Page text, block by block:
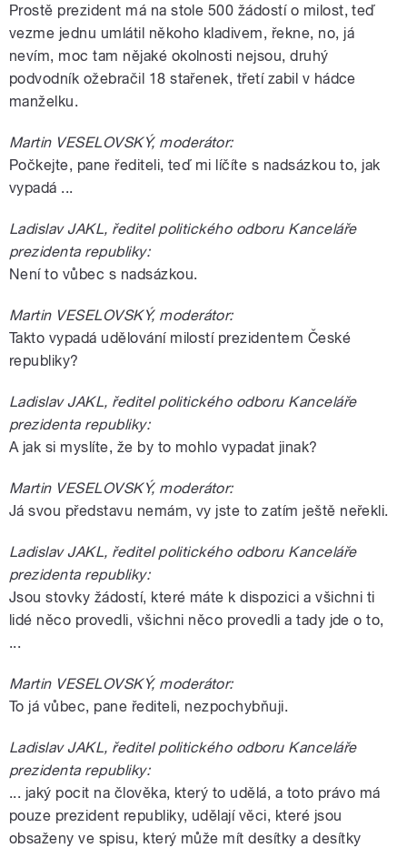
Prostě prezident má na stole 500 žádostí o milost, teď
vezme jednu umlátil někoho kladivem, řekne, no, já
nevím, moc tam nějaké okolnosti nejsou, druhý
podvodník ožebračil 18 stařenek, třetí zabil v hádce
manželku.
Martin VESELOVSKÝ, moderátor:
Počkejte, pane řediteli, teď mi líčíte s nadsázkou to, jak
vypadá ...
Ladislav JAKL, ředitel politického odboru Kanceláře
prezidenta republiky:
Není to vůbec s nadsázkou.
Martin VESELOVSKÝ, moderátor:
Takto vypadá udělování milostí prezidentem České
republiky?
Ladislav JAKL, ředitel politického odboru Kanceláře
prezidenta republiky:
A jak si myslíte, že by to mohlo vypadat jinak?
Martin VESELOVSKÝ, moderátor:
Já svou představu nemám, vy jste to zatím ještě neřekli.
Ladislav JAKL, ředitel politického odboru Kanceláře
prezidenta republiky:
Jsou stovky žádostí, které máte k dispozici a všichni ti
lidé něco provedli, všichni něco provedli a tady jde o to,
...
Martin VESELOVSKÝ, moderátor:
To já vůbec, pane řediteli, nezpochybňuji.
Ladislav JAKL, ředitel politického odboru Kanceláře
prezidenta republiky:
... jaký pocit na člověka, který to udělá, a toto právo má
pouze prezident republiky, udělají věci, které jsou
obsaženy ve spisu, který může mít desítky a desítky